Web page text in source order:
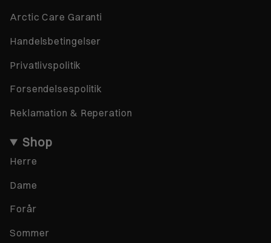
Arctic Care Garanti
Handelsbetingelser
Privatlivspolitik
Forsendelsespolitik
Reklamation & Reperation
Shop
Herre
Dame
Forår
Sommer